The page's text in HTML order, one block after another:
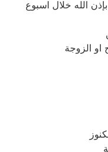
الله خلال اسبوع
او الزوجة